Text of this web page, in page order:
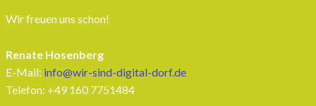
Wir freuen uns schon!
Renate Hosenberg
E-Mail: info@wir-sind-digital-dorf.de
Telefon: ‭+49 160 7751484‬